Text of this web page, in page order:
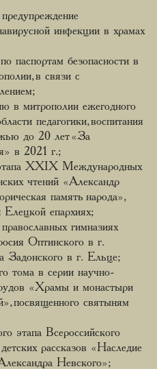
инфекции в храмах
паспортам безопасности в
в связи с
в митрополии ежегодного
педагогики, воспитания
до 20 лет «За
в 2021 г.;
XXIX Международных
чтений «Александр
память народа»,
епархиях;
гимназиях
Оптинского в г.
Задонского в г. Ельце;
тома в серии научно-
«Храмы и монастыри
посвященного святыням
этапа Всероссийского
рассказов «Наследие
Невского»;